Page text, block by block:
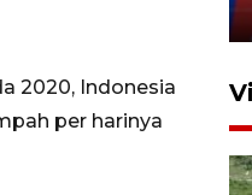
2020, Indonesia
per harinya